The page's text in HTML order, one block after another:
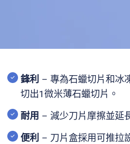
鋒利 – 專為石蠟切片和冰
切出1微米薄石蠟切片。
耐用 – 減少刀片摩擦並延
便利 – 刀片盒採用可推拉